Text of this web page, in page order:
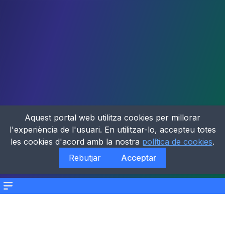
Menu
Aquest portal web utilitza cookies per millorar
l'experiència de l'usuari. En utilitzar-lo, accepteu totes
les cookies d'acord amb la nostra política de cookies.
Rebutjar
Acceptar